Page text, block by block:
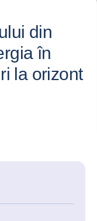
din
în
la orizont